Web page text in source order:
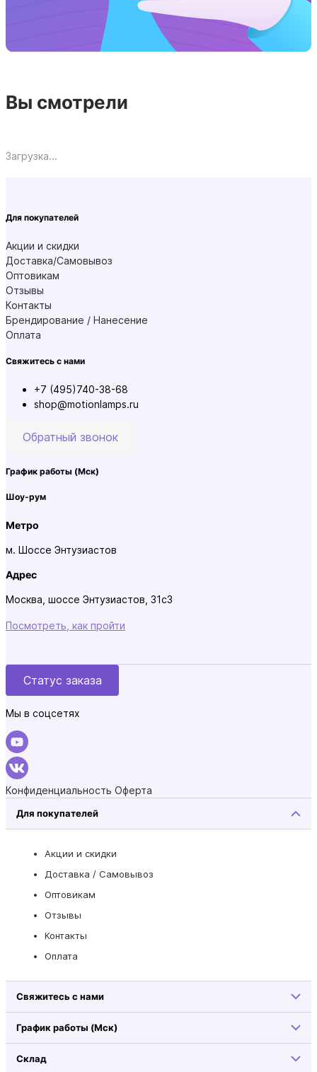
Вы смотрели
Загрузка...
Для покупателей
Акции и скидки
Доставка/Самовывоз
Оптовикам
Отзывы
Контакты
Брендирование / Нанесение
Оплата
Свяжитесь с нами
+7 (495)740-38-68
shop@motionlamps.ru
Обратный звонок
График работы (Мск)
Шоу-рум
Метро
м. Шоссе Энтузиастов
Адрес
Москва, шоссе Энтузиастов, 31с3
Посмотреть, как пройти
Статус заказа
Мы в соцсетях
Конфиденциальность Оферта
Для покупателей
Акции и скидки
Доставка / Самовывоз
Оптовикам
Отзывы
Контакты
Оплата
Свяжитесь с нами
График работы (Мск)
Склад